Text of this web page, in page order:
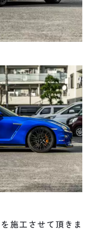
を施工させて頂きま